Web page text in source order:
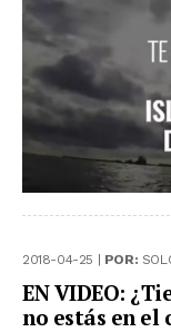
2018-04-25 | POR:
EN VIDEO:
no estás en el